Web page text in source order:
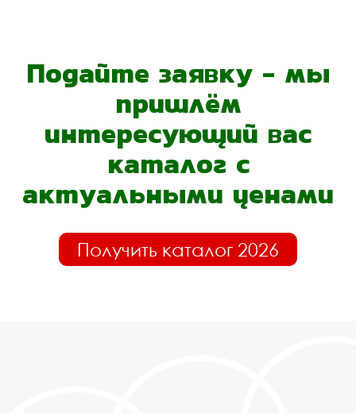
Подайте заявку - мы
пришлём
интересующий вас
каталог с
актуальными ценами
Получить каталог 2026